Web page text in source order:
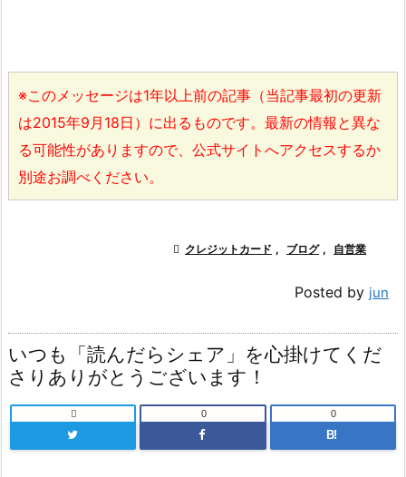
※このメッセージは1年以上前の記事（当記事最初の更新
は2015年9月18日）に出るものです。最新の情報と異な
る可能性がありますので、公式サイトへアクセスするか
別途お調べください。
 クレジットカード , ブログ , 自営業
Posted by jun
いつも「読んだらシェア」を心掛けてくだ
さりありがとうございます！
 0
B!
0